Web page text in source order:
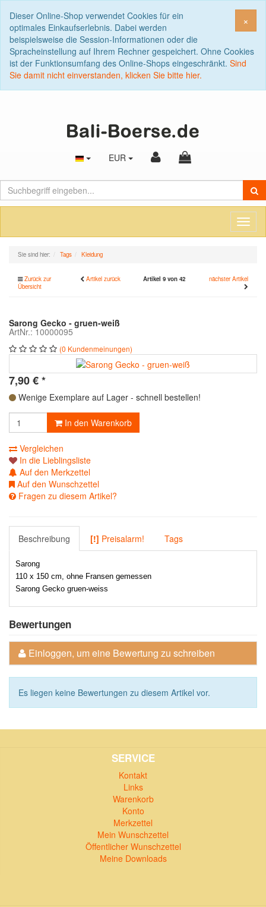
×
Dieser Online-Shop verwendet Cookies für ein
optimales Einkaufserlebnis. Dabei werden
beispielsweise die Session-Informationen oder die
Spracheinstellung auf Ihrem Rechner gespeichert. Ohne Cookies
ist der Funktionsumfang des Online-Shops eingeschränkt. Sind
Sie damit nicht einverstanden, klicken Sie bitte hier.
EUR
Sie sind hier: Tags Kleidung
Zurück zur
Übersicht
Artikel zurück Artikel 9 von 42 nächster Artikel
Sarong Gecko - gruen-weiß
ArtNr.: 10000095
(0 Kundenmeinungen)
7,90€*
Wenige Exemplare auf Lager - schnell bestellen!
In den Warenkorb
Vergleichen
In die Lieblingsliste
Auf den Merkzettel
Auf den Wunschzettel
Fragen zu diesem Artikel?
Beschreibung [!] Preisalarm! Tags
Sarong
110 x 150 cm, ohne Fransen gemessen
Sarong Gecko gruen-weiss
Bewertungen
Einloggen, um eine Bewertung zu schreiben
Es liegen keine Bewertungen zu diesem Artikel vor.
SERVICE
Kontakt
Links
Warenkorb
Konto
Merkzettel
Mein Wunschzettel
Öffentlicher Wunschzettel
Meine Downloads